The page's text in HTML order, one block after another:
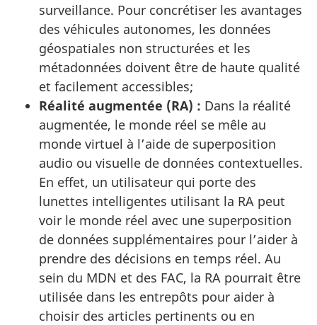
surveillance. Pour concrétiser les avantages
des véhicules autonomes, les données
géospatiales non structurées et les
métadonnées doivent être de haute qualité
et facilement accessibles;
Réalité augmentée (RA) : Dans la réalité
augmentée, le monde réel se mêle au
monde virtuel à l’aide de superposition
audio ou visuelle de données contextuelles.
En effet, un utilisateur qui porte des
lunettes intelligentes utilisant la RA peut
voir le monde réel avec une superposition
de données supplémentaires pour l’aider à
prendre des décisions en temps réel. Au
sein du MDN et des FAC, la RA pourrait être
utilisée dans les entrepôts pour aider à
choisir des articles pertinents ou en